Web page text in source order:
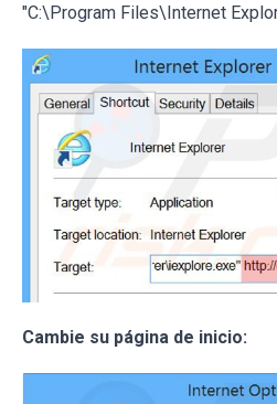
"C:\Program Files\Internet
Cambie su página de inicio: